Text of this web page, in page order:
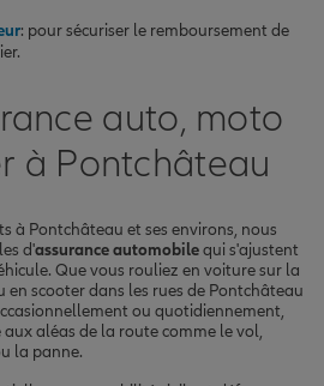
: pour sécuriser le remboursement de
auto, moto
à Pontchâteau
à Pontchâteau et ses environs, nous
d'assurance automobilequi s'ajustent
Que vous rouliez en voiture sur la
scooter dans les rues de Pontchâteau
ou quotidiennement,
aléas de la route comme le vol,
la panne.